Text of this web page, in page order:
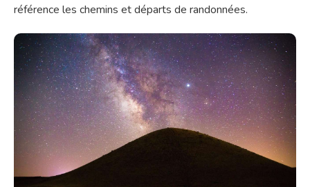
référence les chemins et départs de randonnées.